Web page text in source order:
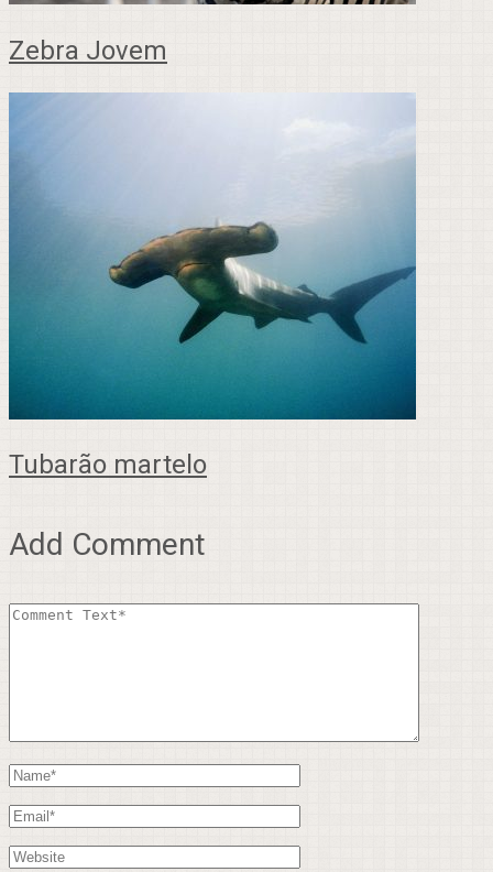
Zebra Jovem
Tubarão martelo
Add Comment